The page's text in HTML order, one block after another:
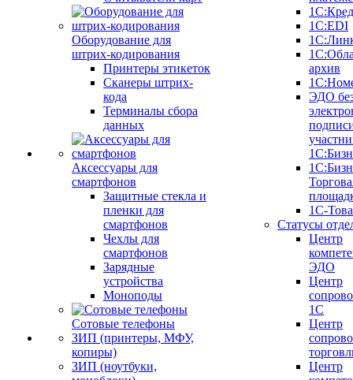
Оборудование для
штрих-кодирования
Принтеры этикеток
Сканеры штрих-
кода
Терминалы сбора
данных
Аксессуары для
смартфонов
Защитные стекла и
пленки для
смартфонов
Чехлы для
смартфонов
Зарядные
устройства
Моноподы
Сотовые телефоны
ЗИП (принтеры, МФУ,
копиры)
ЗИП (ноутбуки,
1С:EDI
архив
ЭДО
1С-
Статусы
Центр
ЭДО
Центр
1С
Центр
Центр